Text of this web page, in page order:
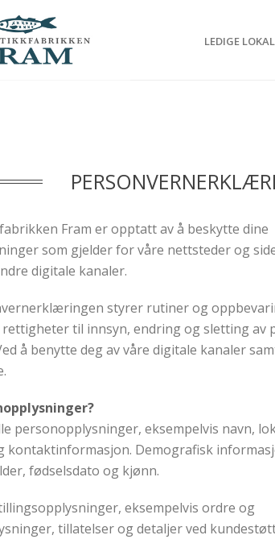
LEDIGE
Fram er opptatt av å beskytte dine
som gjelder for våre nettsteder og
digitale kanaler.
styrer rutiner og
til innsyn, endring og sletting av
å benytte deg av våre digitale kanaler
personopplysninger, eksempelvis navn,
kontaktinformasjon. Demografisk
fødselsdato og kjønn.
eksempelvis ordre og
tillatelser og detaljer ved